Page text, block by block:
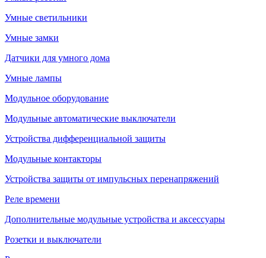
Умные светильники
Умные замки
Датчики для умного дома
Умные лампы
Модульное оборудование
Модульные автоматические выключатели
Устройства дифференциальной защиты
Модульные контакторы
Устройства защиты от импульсных перенапряжений
Реле времени
Дополнительные модульные устройства и аксессуары
Розетки и выключатели